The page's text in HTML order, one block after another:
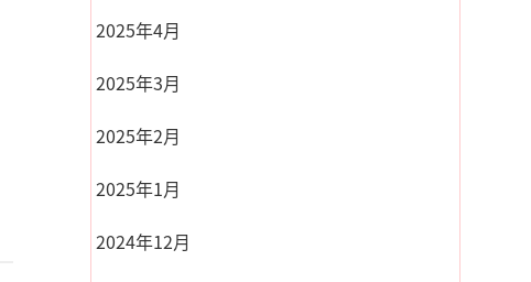
2025年4月
2025年3月
2025年2月
2025年1月
2024年12月